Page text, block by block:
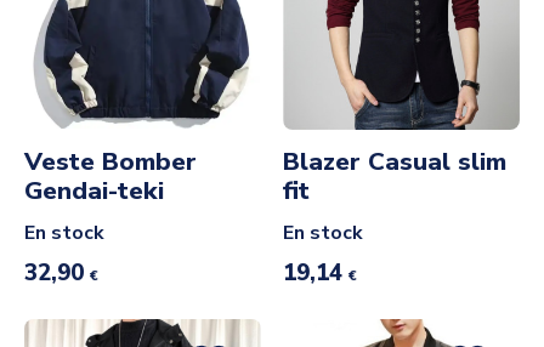
Veste Bomber
Gendai-teki
En stock
32,90 €
Blazer Casual slim
fit
En stock
19,14 €